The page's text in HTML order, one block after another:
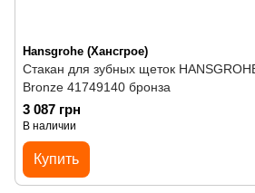
Hansgrohe (Хансгрое)
Стакан для зубных щеток
Bronze 41749140 бронза
3 087 грн
В наличии
Купить